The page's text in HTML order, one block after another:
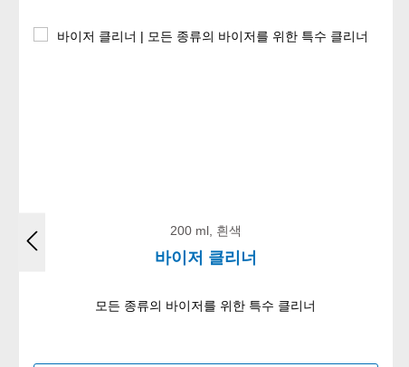
200 ml, 흰색
바이저 클리너
모든 종류의 바이저를 위한 특수 클리너